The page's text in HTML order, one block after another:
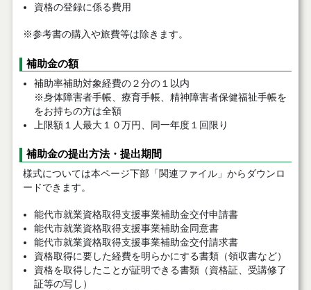
資格の登録に係る費用
※参考書の購入や旅費等は除きます。
補助金の額
補助率補助対象経費の２分の１以内
※身体障害者手帳、療育手帳、精神障害者保健福祉手帳を
をお持ちの方は全額
上限額１人最大１０万円、同一年度１回限り
補助金の提出方法・提出期間
様式については本ページ下部「関連ファイル」からダウンロ
ードできます。
能代市就業資格取得支援事業補助金交付申請書
能代市就業資格取得支援事業補助金同意書
能代市就業資格取得支援事業補助金交付請求書
資格取得に要した経費を明らかにする書類（領収書など）
資格を取得したことが証明できる書類（資格証、受講修了
証等の写し）